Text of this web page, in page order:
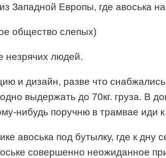
Западной Европы, где авоська
общество слепых)
незрячих людей.
и дизайн, разве что
выдержать до 70кг. груза. В
нибудь поручню в трамвае иди к
под бутылку, где к дну
совершенно неожиданное